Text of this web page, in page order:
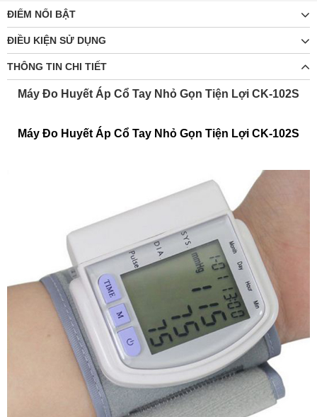
ĐIỂM NỔI BẬT
ĐIỀU KIỆN SỬ DỤNG
THÔNG TIN CHI TIẾT
Máy Đo Huyết Áp Cổ Tay Nhỏ Gọn Tiện Lợi CK-102S
Máy Đo Huyết Áp Cổ Tay Nhỏ Gọn Tiện Lợi CK-102S